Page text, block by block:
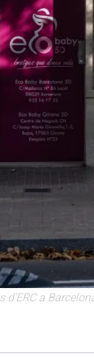
d'ERC a